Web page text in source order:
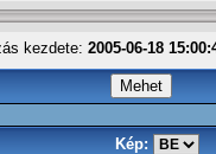
kezdete: 2005-06-18
Kép: